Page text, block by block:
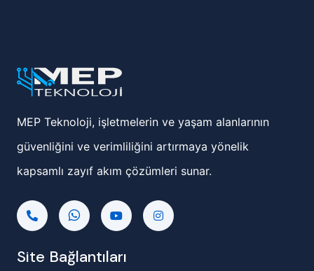
MEP Teknoloji, işletmelerin ve yaşam alanlarının
güvenliğini ve verimliliğini artırmaya yönelik
kapsamlı zayıf akım çözümleri sunar.
Site Bağlantıları